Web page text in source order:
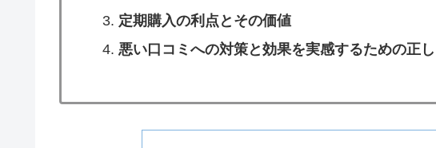
定期購入の利点とその価値
悪い口コミへの対策と効果を実感するための正